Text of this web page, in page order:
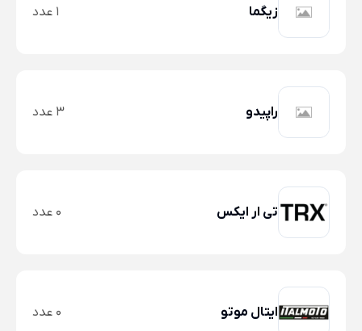
زیگما 1 عدد
راپیدو 3 عدد
تی ار ایکس 0 عدد
ایتال موتو 0 عدد